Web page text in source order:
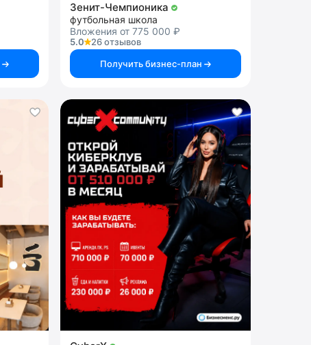
Зенит-Чемпионика
футбольная школа
Вложения от 775 000 ₽
5.0
26 отзывов
Получить бизнес-план